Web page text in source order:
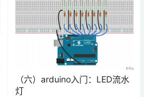
（六）arduino入门：LED流水
灯